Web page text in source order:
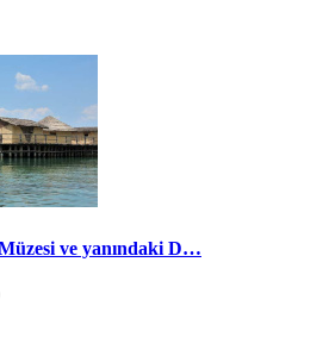
ve yanındaki D…